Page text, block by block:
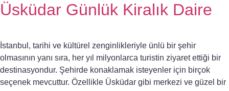
Üsküdar Günlük Kiralık Daire
İstanbul, tarihi ve kültürel zenginlikleriyle ünlü bir şehir
olmasının yanı sıra, her yıl milyonlarca turistin ziyaret ettiği bir
destinasyondur. Şehirde konaklamak isteyenler için birçok
seçenek mevcuttur. Özellikle Üsküdar gibi merkezi ve güzel bir